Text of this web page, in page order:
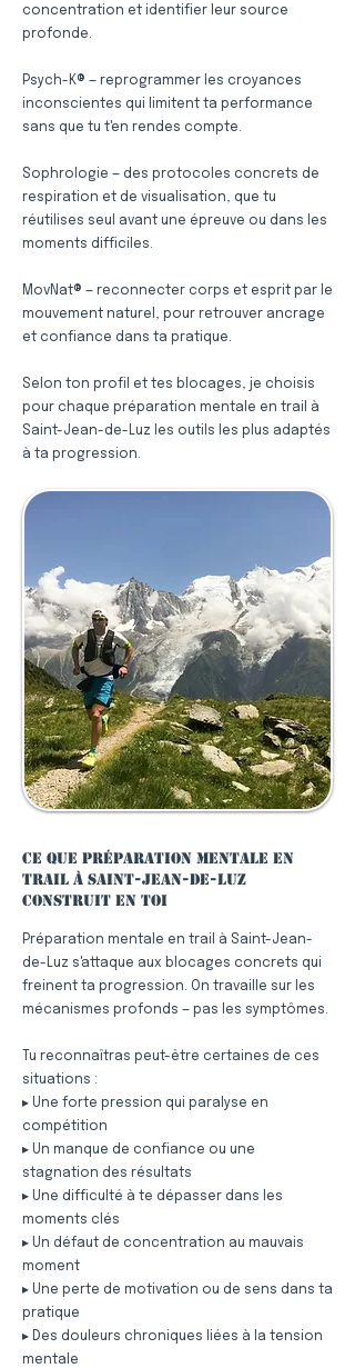
concentration et identifier leur source
profonde.
Psych-K® — reprogrammer les croyances
inconscientes qui limitent ta performance
sans que tu t'en rendes compte.
Sophrologie — des protocoles concrets de
respiration et de visualisation, que tu
réutilises seul avant une épreuve ou dans les
moments difficiles.
MovNat® — reconnecter corps et esprit par le
mouvement naturel, pour retrouver ancrage
et confiance dans ta pratique.
Selon ton profil et tes blocages, je choisis
pour chaque préparation mentale en trail à
Saint-Jean-de-Luz les outils les plus adaptés
à ta progression.
Ce que préparation mentale en
trail à Saint-Jean-de-Luz
construit en toi
Préparation mentale en trail à Saint-Jean-
de-Luz s'attaque aux blocages concrets qui
freinent ta progression. On travaille sur les
mécanismes profonds — pas les symptômes.
Tu reconnaîtras peut-être certaines de ces
situations :
▸ Une forte pression qui paralyse en
compétition
▸ Un manque de confiance ou une
stagnation des résultats
▸ Une difficulté à te dépasser dans les
moments clés
▸ Un défaut de concentration au mauvais
moment
▸ Une perte de motivation ou de sens dans ta
pratique
▸ Des douleurs chroniques liées à la tension
mentale